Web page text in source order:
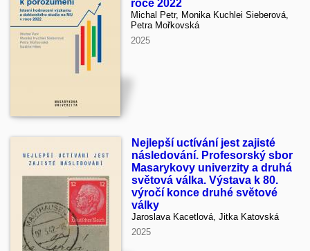
roce 2022
Michal Petr, Monika Kuchlei Sieberová,
Petra Mořkovská
2025
Nejlepší uctívání jest zajisté
následování. Profesorský sbor
Masarykovy univerzity a druhá
světová válka. Výstava k 80.
výročí konce druhé světové
války
Jaroslava Kacetlová, Jitka Katovská
2025